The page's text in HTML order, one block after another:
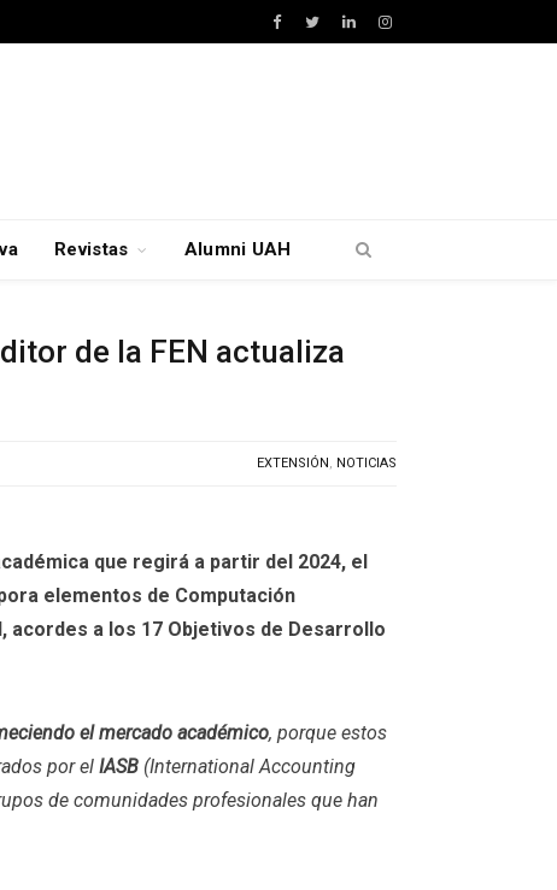
Facebook
TwitterLinkedInInstagram
Revistas Alumni UAH
de la FEN actualiza
EXTENSIÓN, NOTICIAS
que regirá a partir del 2024, el
elementos de Computación
acordes a los 17 Objetivos de Desarrollo
el mercado académico, porque estos
por el IASB (International Accounting
de comunidades profesionales que han